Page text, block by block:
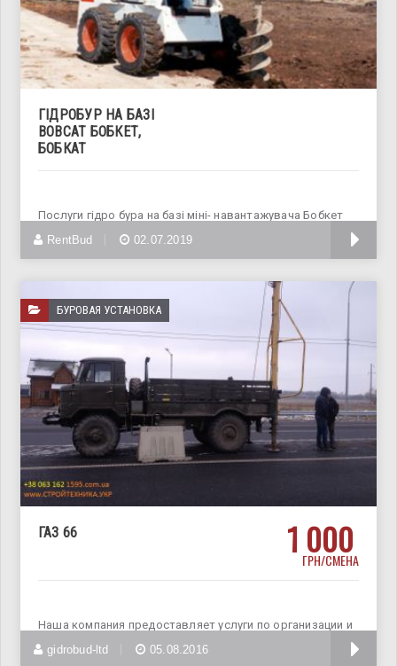
ГІДРОБУР НА БАЗІ
BOBCAT БОБКЕТ,
БОБКАТ
Послуги гідро бура на базі міні- навантажувача Бобкет
(Бобкат) Bobcat.
RentBud 02.07.2019
БУРОВАЯ УСТАНОВКА
ГАЗ 66 1 000
ГРН/СМЕНА
Наша компания предоставляет услуги по организации и
проведению различных буровых
gidrobud-ltd 05.08.2016